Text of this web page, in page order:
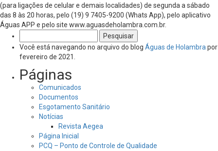
(para ligações de celular e demais localidades) de segunda a sábado
das 8 às 20 horas, pelo (19) 9 7405-9200 (Whats App), pelo aplicativo
Águas APP e pelo site www.aguasdeholambra.com.br.
por:
Você está navegando no arquivo do blog Águas de Holambra por
fevereiro de 2021.
Páginas
Comunicados
Documentos
Esgotamento Sanitário
Notícias
Revista Aegea
Página Inicial
PCQ – Ponto de Controle de Qualidade